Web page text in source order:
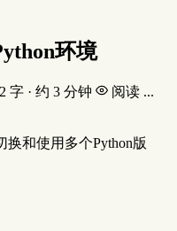
环境
字 · 约 3 分钟 阅读 ...
和使用多个Python版